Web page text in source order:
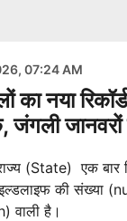
07:24 AM
का नया
जानवरों
(State) एक बार
की संख्या
वाली है।